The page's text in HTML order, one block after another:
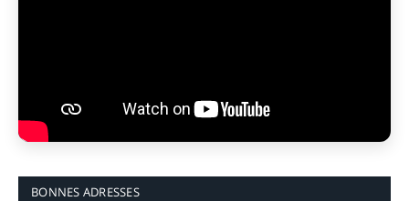
BONNES ADRESSES